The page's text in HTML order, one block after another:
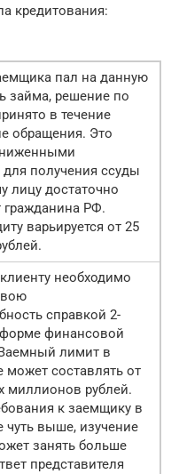
кредитования:
пал на данную
займа, решение по
в течение
обращения. Это
получения ссуды
лицу достаточно
гражданина РФ.
варьируется от 25
необходимо
справкой 2-
финансовой
лимит в
может составлять от
миллионов рублей.
к заемщику в
чуть выше, изучение
занять больше
представителя